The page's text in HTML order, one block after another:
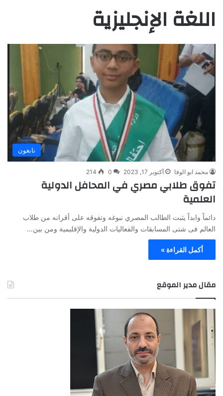
اللغة الإنجليزية
نابغون
محمد ابو الوفا أكتوبر 17, 2023 0
214
تفوق طلابي مصري في المحافل الدولية
العلمية
دائماً وابداً يثبت الطالب المصري نبوغه وتفوقه على أقرانه من طلاب
العالم فى شتى المسابقات والفعاليات الدولية والإقليمية ومن بين…
أكمل القراءة »
مقال مدير الموقع